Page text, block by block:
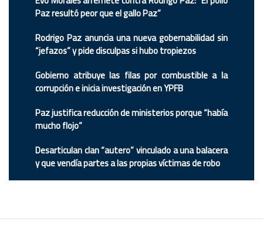
Paz resultó peor que el gallo Paz”
Rodrigo Paz anuncia una nueva gobernabilidad sin
“jefazos” y pide disculpas si hubo tropiezos
Gobierno atribuye las filas por combustible a la
corrupción e inicia investigación en YPFB
Paz justifica reducción de ministerios porque “había
mucho flojo”
Desarticulan clan “autero” vinculado a una balacera
y que vendía partes a las propias víctimas de robo